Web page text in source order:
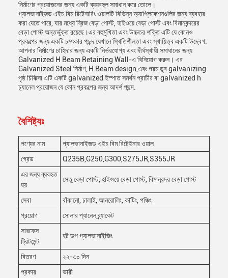
নির্মাণের প্রয়োজনের জন্য একটি ব্যয়বহুল সমাধান করে তোলে।
গ্যালভানাইজড এইচ বিম রিটেনারিং ওয়ালটি বিভিন্ন অ্যাপ্লিকেশনগুলির জন্য ব্যবহার
করা যেতে পারে, যার মধ্যে ব্রিজ বেড়া পোস্ট, হাইওয়ে বেড়া পোস্ট এবং বিমানবন্দরের
বেড়া পোস্ট অন্তর্ভুক্ত রয়েছে।এর বহুমুখিতা এবং উচ্চতর শক্তি এটি যে কোনও
প্রকল্পের জন্য একটি চমৎকার পছন্দ যেখানে স্থিতিশীলতা এবং স্থায়িত্ব একটি উদ্বেগ.
আপনার নির্মাণের চাহিদার জন্য একটি নির্ভরযোগ্য এবং দীর্ঘস্থায়ী সমাধানের জন্য
Galvanized H Beam Retaining Wall-এ বিনিয়োগ করুন। এর
Galvanized Steel নির্মাণ, H Beam design,এবং গরম ডুব galvanizing
পৃষ্ঠ চিকিত্সা এটি একটি galvanized ইস্পাত সমর্থন প্রাচীর বা galvanized h
চ্যানেল প্রয়োজন যে কোন প্রকল্পের জন্য আদর্শ পছন্দ.
বৈশিষ্ট্যঃ
পণ্যের নাম
গ্যালভানাইজড এইচ বিম রিটেইনার ওয়াল
গ্রেড
Q235B,G250,G300,S275JR,S355JR
এর জন্য ব্যবহৃত
হয়
সেতু বেড়া পোস্ট, হাইওয়ে বেড়া পোস্ট, বিমানবন্দর বেড়া পোস্ট
সেবা
বাঁকানো, ঢালাই, আনরোলিং, কাটিং, পঞ্চিং
প্রয়োগ
সোলার প্যানেল ব্র্যাকেট
সারফেস
ট্রিটমেন্ট
হট ডপ গ্যালভানাইজিং
বিতরণ
২২-৩০ দিন
প্রকার
ভারী